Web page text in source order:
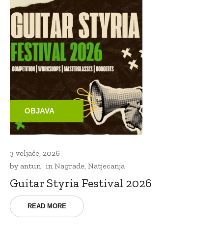
OBJAVA
3 veljače, 2026
by antun in Nagrade Natjecanja
Guitar Styria Festival 2026
READ MORE